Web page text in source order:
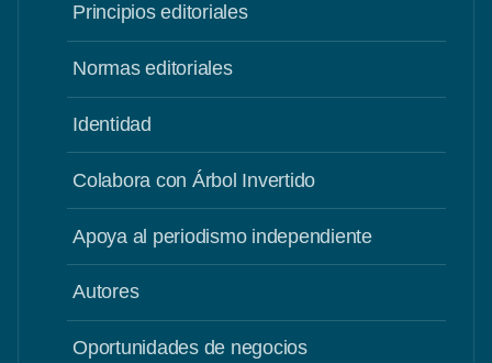
Principios editoriales
Normas editoriales
Identidad
Colabora con Árbol Invertido
Apoya al periodismo independiente
Autores
Oportunidades de negocios